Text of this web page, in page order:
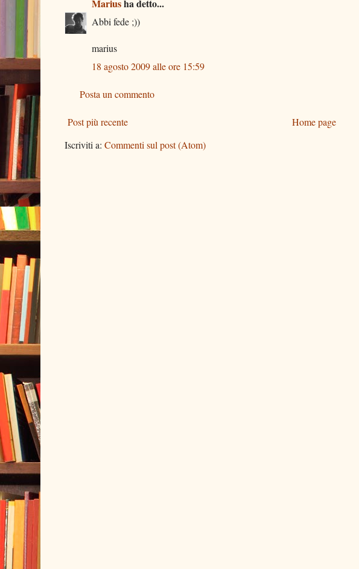
Mariusha detto...
Abbi fede ;))
marius
18 agosto 2009 alle ore 15:59
Posta un commento
Post più recente
Home page
Iscriviti a: Commenti sul post (Atom)